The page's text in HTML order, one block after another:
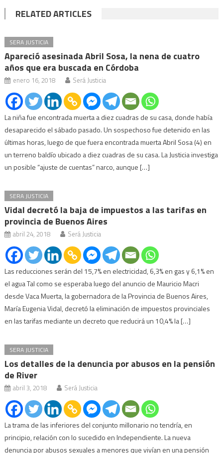
RELATED ARTICLES
SERA JUSTICIA
Apareció asesinada Abril Sosa, la nena de cuatro
años que era buscada en Córdoba
enero 16, 2018 Será Justicia
La niña fue encontrada muerta a diez cuadras de su casa, donde había
desaparecido el sábado pasado. Un sospechoso fue detenido en las
últimas horas, luego de que fuera encontrada muerta Abril Sosa (4) en
un terreno baldío ubicado a diez cuadras de su casa. La Justicia investiga
un posible “ajuste de cuentas” narco, aunque […]
SERA JUSTICIA
Vidal decretó la baja de impuestos a las tarifas en
provincia de Buenos Aires
abril 24, 2018 Será Justicia
Las reducciones serán del 15,7% en electricidad, 6,3% en gas y 6,1% en
el agua Tal como se esperaba luego del anuncio de Mauricio Macri
desde Vaca Muerta, la gobernadora de la Provincia de Buenos Aires,
María Eugenia Vidal, decretó la eliminación de impuestos provinciales
en las tarifas mediante un decreto que reducirá un 10,4% la […]
SERA JUSTICIA
Los detalles de la denuncia por abusos en la pensión
de River
abril 3, 2018 Será Justicia
La trama de las inferiores del conjunto millonario no tendría, en
principio, relación con lo sucedido en Independiente. La nueva
denuncia por abusos sexuales a menores que vivían en una pensión